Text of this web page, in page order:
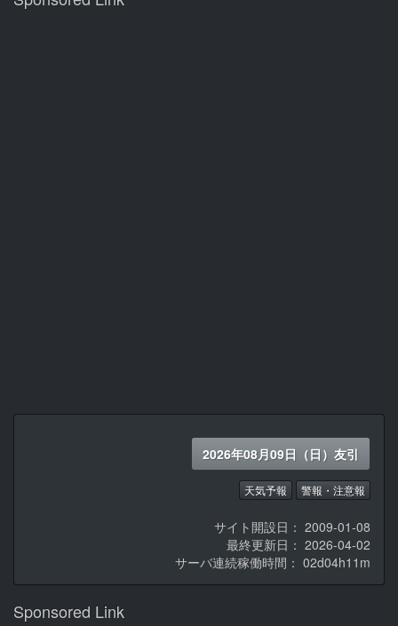
2026年08月09日（日）友引
天気予報 警報・注意報
サイト開設日： 2009-01-08
最終更新日： 2026-04-02
サーバ連続稼働時間： 02d04h11m
Sponsored Link